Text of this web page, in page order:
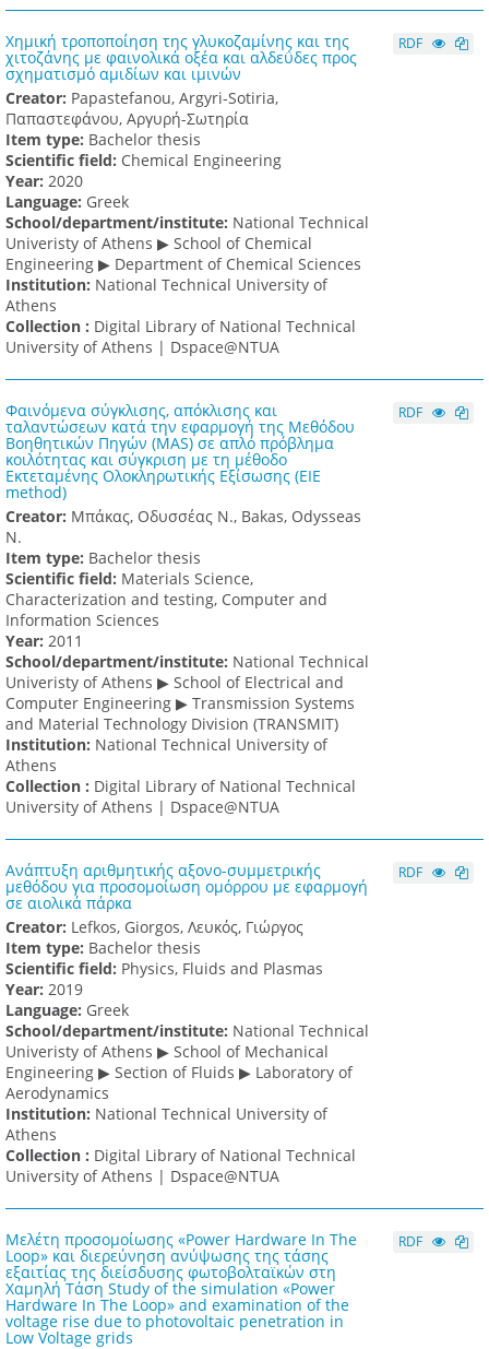
Χημική τροποποίηση της γλυκοζαμίνης και της
χιτοζάνης με φαινολικά οξέα και αλδεΰδες προς
σχηματισμό αμιδίων και ιμινών
Creator: Papastefanou, Argyri-Sotiria,
Παπαστεφάνου, Αργυρή-Σωτηρία
Item type: Bachelor thesis
Scientific field: Chemical Engineering
Υear: 2020
Language: Greek
School/department/institute: National Technical
Univeristy of Athens ▶ School of Chemical
Engineering ▶ Department of Chemical Sciences
Institution: National Technical University of
Athens
Collection : Digital Library of National Technical
University of Athens | Dspace@NTUA
RDF
Φαινόμενα σύγκλισης, απόκλισης και
ταλαντώσεων κατά την εφαρμογή της Μεθόδου
Βοηθητικών Πηγών (MAS) σε απλό πρόβλημα
κοιλότητας και σύγκριση με τη μέθοδο
Εκτεταμένης Ολοκληρωτικής Εξίσωσης (EIE
method)
Creator: Μπάκας, Οδυσσέας N., Bakas, Odysseas
N.
Item type: Bachelor thesis
Scientific field: Materials Science,
Characterization and testing, Computer and
Information Sciences
Υear: 2011
School/department/institute: National Technical
Univeristy of Athens ▶ School of Electrical and
Computer Engineering ▶ Transmission Systems
and Material Technology Division (TRANSMIT)
Institution: National Technical University of
Athens
Collection : Digital Library of National Technical
University of Athens | Dspace@NTUA
RDF
Ανάπτυξη αριθμητικής αξονο-συμμετρικής
μεθόδου για προσομοίωση ομόρρου με εφαρμογή
σε αιολικά πάρκα
Creator: Lefkos, Giorgos, Λευκός, Γιώργος
Item type: Bachelor thesis
Scientific field: Physics, Fluids and Plasmas
Υear: 2019
Language: Greek
School/department/institute: National Technical
Univeristy of Athens ▶ School of Mechanical
Engineering ▶ Section of Fluids ▶ Laboratory of
Aerodynamics
Institution: National Technical University of
Athens
Collection : Digital Library of National Technical
University of Athens | Dspace@NTUA
RDF
Μελέτη προσομοίωσης «Power Hardware In The
Loop» και διερεύνηση ανύψωσης της τάσης
εξαιτίας της διείσδυσης φωτοβολταϊκών στη
Χαμηλή Τάση Study of the simulation «Power
Hardware In The Loop» and examination of the
voltage rise due to photovoltaic penetration in
Low Voltage grids
RDF